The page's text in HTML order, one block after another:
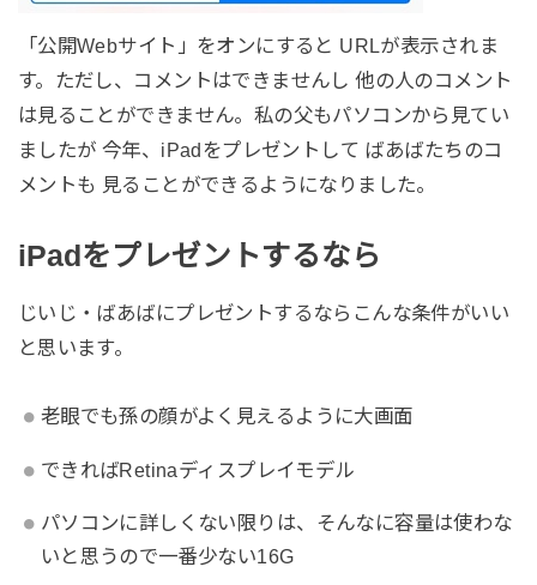
「公開Webサイト」をオンにすると URLが表示されま
す。ただし、コメントはできませんし 他の人のコメント
は見ることができません。私の父もパソコンから見てい
ましたが 今年、iPadをプレゼントして ばあばたちのコ
メントも 見ることができるようになりました。
iPadをプレゼントするなら
じいじ・ばあばにプレゼントするならこんな条件がいい
と思います。
老眼でも孫の顔がよく見えるように大画面
できればRetinaディスプレイモデル
パソコンに詳しくない限りは、そんなに容量は使わな
いと思うので一番少ない16G